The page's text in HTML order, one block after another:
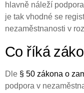
hlavně náleží
je tak vhodné se
nezaměstnanosti v
Co říká
Dle § 50 zákona o
podpora v